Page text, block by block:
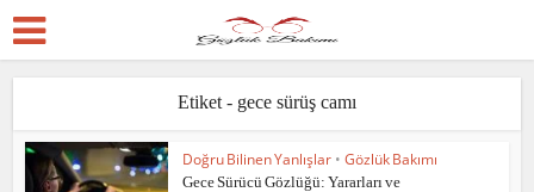
Etiket - gece sürüş camı
Doğru Bilinen Yanlışlar • Gözlük Bakımı
Gece Sürücü Gözlüğü: Yararları ve